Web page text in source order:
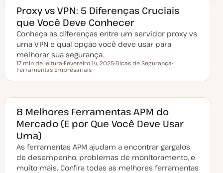
e
a
t
u
a
i
z
a
ç
ã
o
Proxy vs VPN: 5 Diferenças Cruciais
que Você Deve Conhecer
Conheça as diferenças entre um servidor proxy vs
uma VPN e qual opção você deve usar para
melhorar sua segurança.
Tempo de leitura
17 min de leitura
D
t
d
a
t
u
a
z
ç
ã
Fevereiro 14, 2025
p
c
Dicas de Segurança
p
c
Ferramentas Empresariais
8 Melhores Ferramentas APM do
Mercado (E por Que Você Deve Usar
Uma)
As ferramentas APM ajudam a encontrar gargalos
de desempenho, problemas de monitoramento, e
muito mais. Confira todas as melhores ferramentas